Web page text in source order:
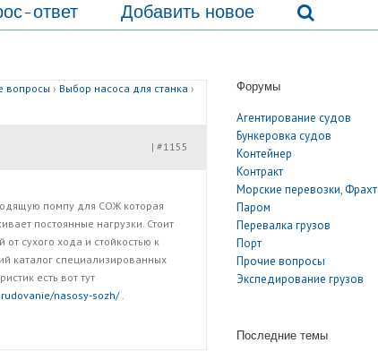
ответ Добавить новое
вопросы › Выбор насоса для станка ›
#1155
|
помпу для СОЖ которая
постоянные нагрузки. Стоит
сухого хода и стойкостью к
каталог специализированных
есть вот тут
nasosy-sozh/.
Форумы
Агентирование судов
Бункеровка судов
Контейнер
Контракт
Морские перевозки, Фрахт
Паром
Перевалка грузов
Порт
Прочие вопросы
Экспедирование грузов
Последние темы